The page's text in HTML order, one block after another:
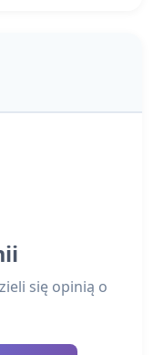
się opinią o